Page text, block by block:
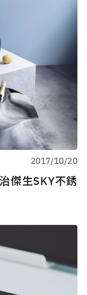
2017/10/20
傑生SKY不銹